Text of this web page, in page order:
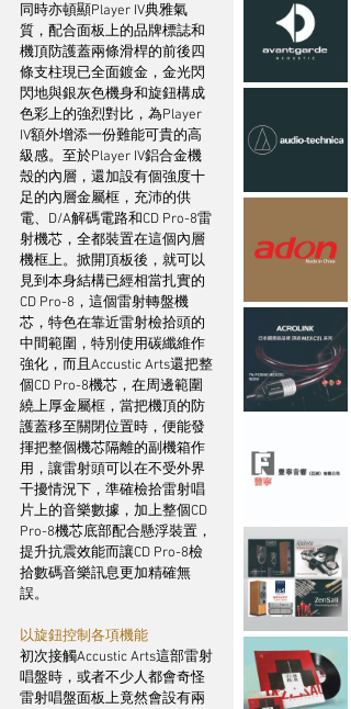
同時亦頓顯Player IV典雅氣
質，配合面板上的品牌標誌和
機頂防護蓋兩條滑桿的前後四
條支柱現已全面鍍金，金光閃
閃地與銀灰色機身和旋鈕構成
色彩上的強烈對比，為Player
IV額外增添一份難能可貴的高
級感。至於Player IV鋁合金機
殼的內層，還加設有個強度十
足的內層金屬框，充沛的供
電、D/A解碼電路和CD Pro-8雷
射機芯，全都裝置在這個內層
機框上。掀開頂板後，就可以
見到本身結構已經相當扎實的
CD Pro-8，這個雷射轉盤機
芯，特色在靠近雷射檢拾頭的
中間範圍，特別使用碳纖維作
強化，而且Accustic Arts還把整
個CD Pro-8機芯，在周邊範圍
繞上厚金屬框，當把機頂的防
護蓋移至關閉位置時，便能發
揮把整個機芯隔離的副機箱作
用，讓雷射頭可以在不受外界
干擾情況下，準確檢拾雷射唱
片上的音樂數據，加上整個CD
Pro-8機芯底部配合懸浮裝置，
提升抗震效能而讓CD Pro-8檢
拾數碼音樂訊息更加精確無
誤。
以旋鈕控制各項機能
初次接觸Accustic Arts這部雷射
唱盤時，或者不少人都會奇怪
雷射唱盤面板上竟然會設有兩